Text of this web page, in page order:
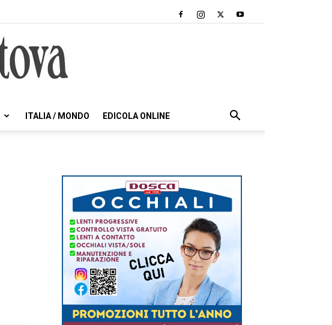
ITALIA / MONDO EDICOLA ONLINE